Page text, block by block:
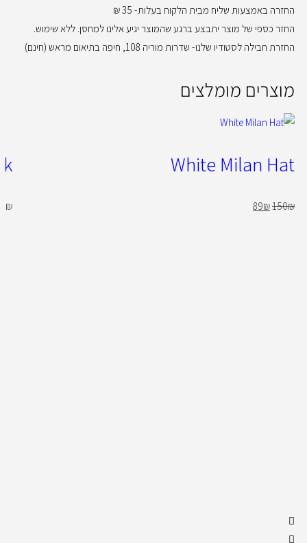
החזרה באמצעות שליח מבית הלקוח בעלות- 35 ₪
החזר כספי של מוצר יתבצע ברגע שהמוצר יגיע אלינו למחסן. ללא שימוש.
החזרת חבילה לסטודיו שלנו- שדרות מוריה 108, חיפה בתיאום מראש (חינם)
מוצרים מומלצים
White Milan Hat
150₪
89₪
₪